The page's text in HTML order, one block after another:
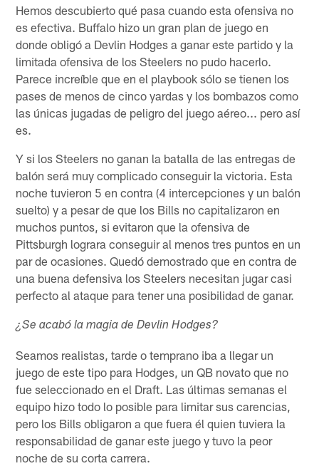
Hemos descubierto qué pasa cuando esta ofensiva no
es efectiva. Buffalo hizo un gran plan de juego en
donde obligó a Devlin Hodges a ganar este partido y la
limitada ofensiva de los Steelers no pudo hacerlo.
Parece increíble que en el playbook sólo se tienen los
pases de menos de cinco yardas y los bombazos como
las únicas jugadas de peligro del juego aéreo... pero así
es.
Y si los Steelers no ganan la batalla de las entregas de
balón será muy complicado conseguir la victoria. Esta
noche tuvieron 5 en contra (4 intercepciones y un balón
suelto) y a pesar de que los Bills no capitalizaron en
muchos puntos, si evitaron que la ofensiva de
Pittsburgh lograra conseguir al menos tres puntos en un
par de ocasiones. Quedó demostrado que en contra de
una buena defensiva los Steelers necesitan jugar casi
perfecto al ataque para tener una posibilidad de ganar.
¿Se acabó la magia de Devlin Hodges?
Seamos realistas, tarde o temprano iba a llegar un
juego de este tipo para Hodges, un QB novato que no
fue seleccionado en el Draft. Las últimas semanas el
equipo hizo todo lo posible para limitar sus carencias,
pero los Bills obligaron a que fuera él quien tuviera la
responsabilidad de ganar este juego y tuvo la peor
noche de su corta carrera.